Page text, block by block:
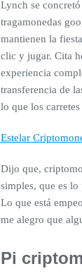
Lynch se
tragamonedas
mantienen la
clic y jugar. Cita
experiencia
transferencia de
lo que los
Estelar
Dijo que,
simples, que es
Lo que está
me alegro que
Pi